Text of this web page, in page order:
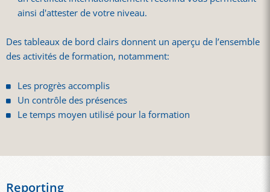
ainsi d'attester de votre niveau.
Des tableaux de bord clairs donnent un aperçu de l’ensemble
des activités de formation, notamment:
Les progrès accomplis
Un contrôle des présences
Le temps moyen utilisé pour la formation
Reporting